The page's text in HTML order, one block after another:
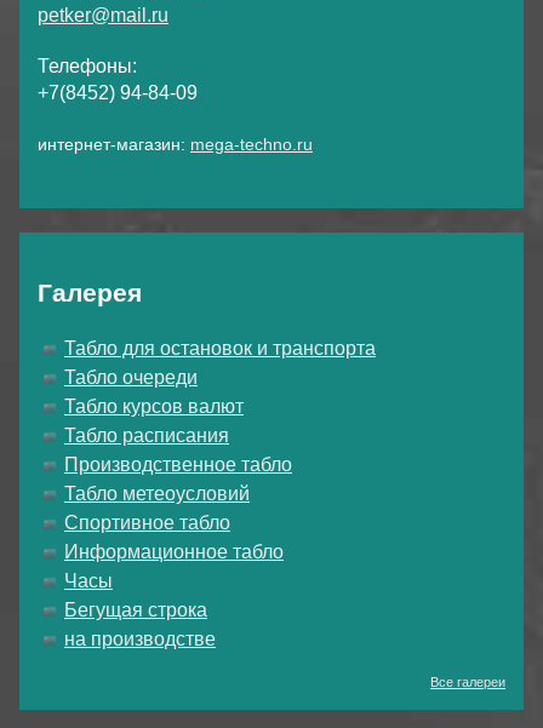
petker@mail.ru
Телефоны:
+7(8452) 94-84-09
интернет-магазин: mega-techno.ru
Галерея
Табло для остановок и транспорта
Табло очереди
Табло курсов валют
Табло расписания
Производственное табло
Табло метеоусловий
Спортивное табло
Информационное табло
Часы
Бегущая строка
на производстве
Все галереи